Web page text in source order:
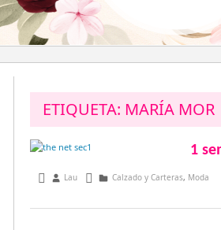
ETIQUETA: MARÍA MOR
1
julio 22, 2013
Lau Calzado y Carteras, Moda